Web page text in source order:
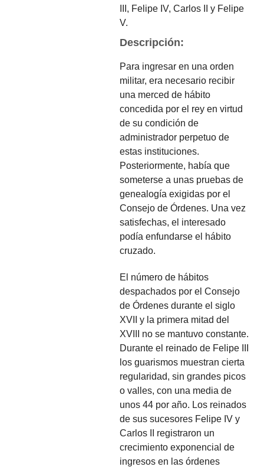
III, Felipe IV, Carlos II y Felipe
V.
Descripción:
Para ingresar en una orden
militar, era necesario recibir
una merced de hábito
concedida por el rey en virtud
de su condición de
administrador perpetuo de
estas instituciones.
Posteriormente, había que
someterse a unas pruebas de
genealogía exigidas por el
Consejo de Órdenes. Una vez
satisfechas, el interesado
podía enfundarse el hábito
cruzado.
El número de hábitos
despachados por el Consejo
de Órdenes durante el siglo
XVII y la primera mitad del
XVIII no se mantuvo constante.
Durante el reinado de Felipe III
los guarismos muestran cierta
regularidad, sin grandes picos
o valles, con una media de
unos 44 por año. Los reinados
de sus sucesores Felipe IV y
Carlos II registraron un
crecimiento exponencial de
ingresos en las órdenes